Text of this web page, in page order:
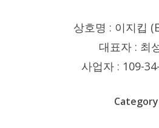
상호명 : 이지킵
대표자 : 최
사업자 : 109-
Category